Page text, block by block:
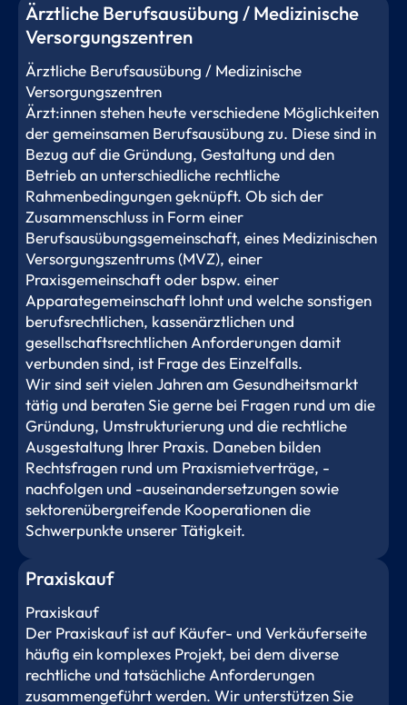
Ärztliche Berufsausübung / Medizinische
Versorgungszentren
Ärztliche Berufsausübung / Medizinische
Versorgungszentren
Ärzt:innen stehen heute verschiedene Möglichkeiten
der gemeinsamen Berufsausübung zu. Diese sind in
Bezug auf die Gründung, Gestaltung und den
Betrieb an unterschiedliche rechtliche
Rahmenbedingungen geknüpft. Ob sich der
Zusammenschluss in Form einer
Berufsausübungsgemeinschaft, eines Medizinischen
Versorgungszentrums (MVZ), einer
Praxisgemeinschaft oder bspw. einer
Apparategemeinschaft lohnt und welche sonstigen
berufsrechtlichen, kassenärztlichen und
gesellschaftsrechtlichen Anforderungen damit
verbunden sind, ist Frage des Einzelfalls.
Wir sind seit vielen Jahren am Gesundheitsmarkt
tätig und beraten Sie gerne bei Fragen rund um die
Gründung, Umstrukturierung und die rechtliche
Ausgestaltung Ihrer Praxis. Daneben bilden
Rechtsfragen rund um Praxismietverträge, -
nachfolgen und -auseinandersetzungen sowie
sektorenübergreifende Kooperationen die
Schwerpunkte unserer Tätigkeit.
Praxiskauf
Praxiskauf
Der Praxiskauf ist auf Käufer- und Verkäuferseite
häufig ein komplexes Projekt, bei dem diverse
rechtliche und tatsächliche Anforderungen
zusammengeführt werden. Wir unterstützen Sie